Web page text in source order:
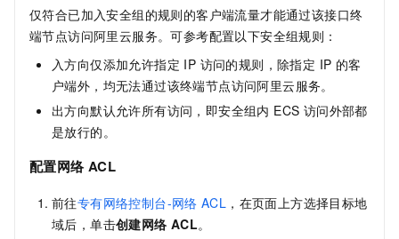
仅符合已加入安全组的规则的客户端流量才能通过该接口终
端节点访问阿里云服务。可参考配置以下安全组规则：
入方向仅添加允许指定 IP 访问的规则，除指定 IP 的客
户端外，均无法通过该终端节点访问阿里云服务。
出方向默认允许所有访问，即安全组内 ECS 访问外部都
是放行的。
配置网络 ACL
前往专有网络控制台-网络 ACL ，在页面上方选择目标地
域后，单击创建网络 ACL。